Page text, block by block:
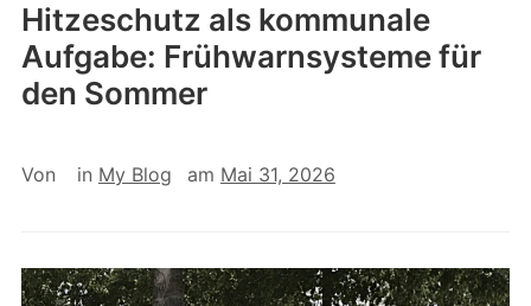
Hitzeschutz als kommunale
Aufgabe: Frühwarnsysteme für
den Sommer
Von in My Blog am Mai 31, 2026